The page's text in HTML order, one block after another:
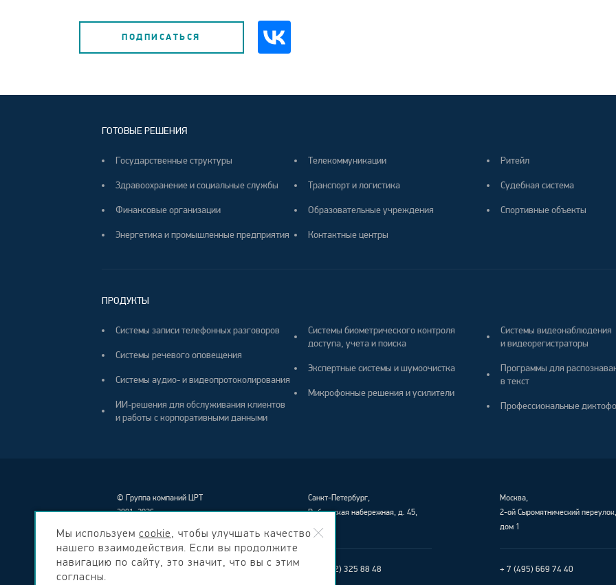
ПОДПИСАТЬСЯ
ГОТОВЫЕ РЕШЕНИЯ
Государственные структуры
Здравоохранение и социальные службы
Финансовые организации
Энергетика и промышленные предприятия
Телекоммуникации
Транспорт и логистика
Образовательные учреждения
Контактные центры
Ритейл
Судебная система
Спортивные объекты
ПРОДУКТЫ
Системы записи телефонных разговоров
Системы речевого оповещения
Системы аудио- и видеопротоколирования
ИИ-решения для обслуживания клиентов
и работы с корпоративными данными
Системы биометрического контроля
доступа, учета и поиска
Экспертные системы и шумоочистка
Микрофонные решения и усилители
Системы видеонаблюдения
и видеорегистраторы
Программы для
в текст
Профессиональные
© Группа компаний ЦРТ
2001–2026
Санкт-Петербург,
Выборгская набережная, д. 45,
лит. Е
+ 7 (812) 325 88 48
Москва,
2-ой Сыромятнический переулок,
дом 1
+ 7 (495) 669 74 40
Мы используем cookie, чтобы улучшать качество
нашего взаимодействия. Если вы продолжите
навигацию по сайту, это значит, что вы с этим
согласны.